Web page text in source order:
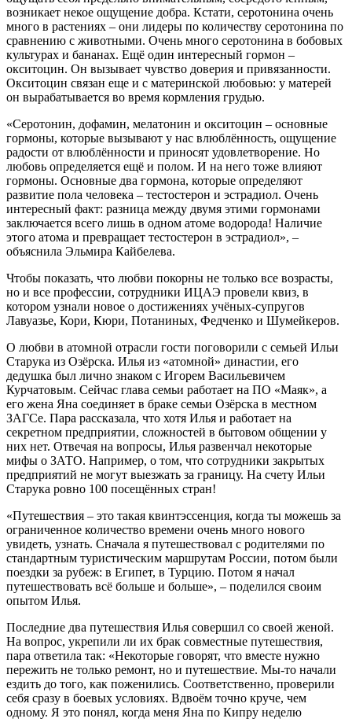
возникает некое ощущение добра. Кстати, серотонина очень
много в растениях – они лидеры по количеству серотонина по
сравнению с животными. Очень много серотонина в бобовых
культурах и бананах. Ещё один интересный гормон –
окситоцин. Он вызывает чувство доверия и привязанности.
Окситоцин связан еще и с материнской любовью: у матерей
он вырабатывается во время кормления грудью.
«Серотонин, дофамин, мелатонин и окситоцин – основные
гормоны, которые вызывают у нас влюблённость, ощущение
радости от влюблённости и приносят удовлетворение. Но
любовь определяется ещё и полом. И на него тоже влияют
гормоны. Основные два гормона, которые определяют
развитие пола человека – тестостерон и эстрадиол. Очень
интересный факт: разница между двумя этими гормонами
заключается всего лишь в одном атоме водорода! Наличие
этого атома и превращает тестостерон в эстрадиол», –
объяснила Эльмира Кайбелева.
Чтобы показать, что любви покорны не только все возрасты,
но и все профессии, сотрудники ИЦАЭ провели квиз, в
котором узнали новое о достижениях учёных-супругов
Лавуазье, Кори, Кюри, Потаниных, Федченко и Шумейкеров.
О любви в атомной отрасли гости поговорили с семьей Ильи
Старука из Озёрска. Илья из «атомной» династии, его
дедушка был лично знаком с Игорем Васильевичем
Курчатовым. Сейчас глава семьи работает на ПО «Маяк», а
его жена Яна соединяет в браке семьи Озёрска в местном
ЗАГСе. Пара рассказала, что хотя Илья и работает на
секретном предприятии, сложностей в бытовом общении у
них нет. Отвечая на вопросы, Илья развенчал некоторые
мифы о ЗАТО. Например, о том, что сотрудники закрытых
предприятий не могут выезжать за границу. На счету Ильи
Старука ровно 100 посещённых стран!
«Путешествия – это такая квинтэссенция, когда ты можешь за
ограниченное количество времени очень много нового
увидеть, узнать. Сначала я путешествовал с родителями по
стандартным туристическим маршрутам России, потом были
поездки за рубеж: в Египет, в Турцию. Потом я начал
путешествовать всё больше и больше», – поделился своим
опытом Илья.
Последние два путешествия Илья совершил со своей женой.
На вопрос, укрепили ли их брак совместные путешествия,
пара ответила так: «Некоторые говорят, что вместе нужно
пережить не только ремонт, но и путешествие. Мы-то начали
ездить до того, как поженились. Соответственно, проверили
себя сразу в боевых условиях. Вдвоём точно круче, чем
одному. Я это понял, когда меня Яна по Кипру неделю